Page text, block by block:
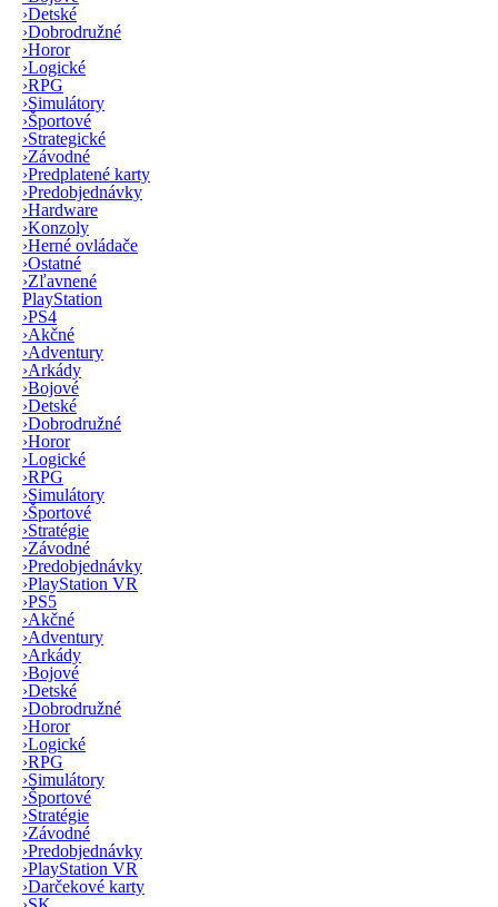
›Detské
›Dobrodružné
›Horor
›Logické
›RPG
›Simulátory
›Športové
›Strategické
›Závodné
›Predplatené karty
›Predobjednávky
›Hardware
›Konzoly
›Herné ovládače
›Ostatné
›Zľavnené
PlayStation
›PS4
›Akčné
›Adventury
›Arkády
›Bojové
›Detské
›Dobrodružné
›Horor
›Logické
›RPG
›Simulátory
›Športové
›Stratégie
›Závodné
›Predobjednávky
›PlayStation VR
›PS5
›Akčné
›Adventury
›Arkády
›Bojové
›Detské
›Dobrodružné
›Horor
›Logické
›RPG
›Simulátory
›Športové
›Stratégie
›Závodné
›Predobjednávky
›PlayStation VR
›Darčekové karty